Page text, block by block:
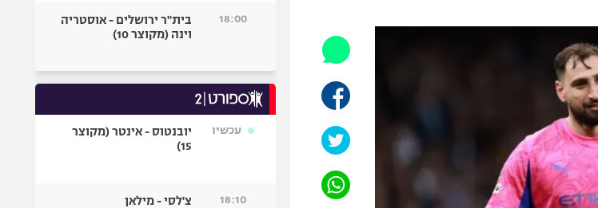
סינית
ברזילאית
נוספות
אופניים
כדורמים
פוטבול אמריקאי NFL
ספורט אתגרי
18:00
בית"ר ירושלים - אוסטריה
וינה (מקוצר 10)
עכשיו
יובנטוס - אינטר (מקוצר
15)
18:10 צ'לסי - מילאן